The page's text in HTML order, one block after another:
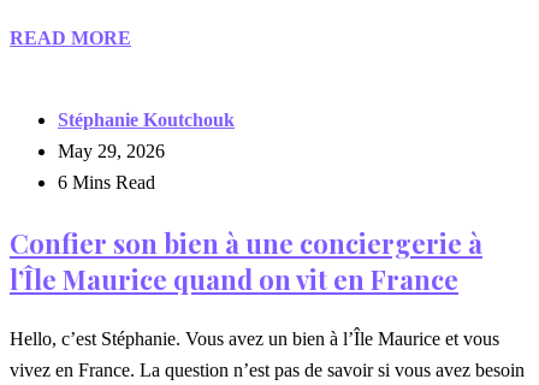
READ MORE
Stéphanie Koutchouk
May 29, 2026
6 Mins Read
Confier son bien à une conciergerie à
l’Île Maurice quand on vit en France
Hello, c’est Stéphanie. Vous avez un bien à l’Île Maurice et vous
vivez en France. La question n’est pas de savoir si vous avez besoin